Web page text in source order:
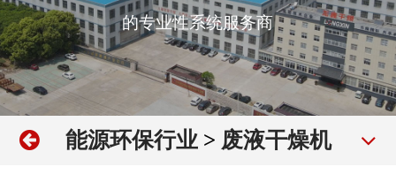
的专业性系统服务商
能源环保行业> 废液干燥机